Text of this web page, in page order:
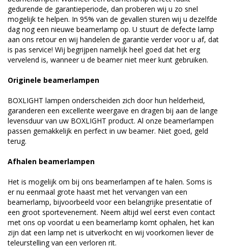
gedurende de garantieperiode, dan proberen wij u zo snel
mogelijk te helpen. In 95% van de gevallen sturen wij u dezelfde
dag nog een nieuwe beamerlamp op. U stuurt de defecte lamp
aan ons retour en wij handelen de garantie verder voor u af, dat
is pas service! Wij begrijpen namelijk heel goed dat het erg
vervelend is, wanneer u de beamer niet meer kunt gebruiken.
Originele beamerlampen
BOXLIGHT lampen onderscheiden zich door hun helderheid,
garanderen een excellente weergave en dragen bij aan de lange
levensduur van uw BOXLIGHT product. Al onze beamerlampen
passen gemakkelijk en perfect in uw beamer. Niet goed, geld
terug.
Afhalen beamerlampen
Het is mogelijk om bij ons beamerlampen af te halen. Soms is
er nu eenmaal grote haast met het vervangen van een
beamerlamp, bijvoorbeeld voor een belangrijke presentatie of
een groot sportevenement. Neem altijd wel eerst even contact
met ons op voordat u een beamerlamp komt ophalen, het kan
zijn dat een lamp net is uitverkocht en wij voorkomen liever de
teleurstelling van een verloren rit.